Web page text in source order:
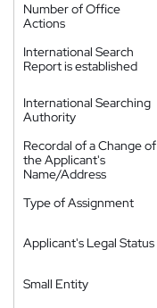
Number of Office
Actions
International Search
Report is established
International Searching
Authority
Recordal of a Change of
the Applicant's
Name/Address
Type of Assignment
Applicant's Legal Status
Small Entity